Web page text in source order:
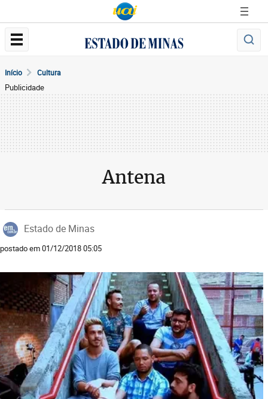
Início Cultura
Publicidade
Antena
Estado de Minas
postado em 01/12/2018 05:05